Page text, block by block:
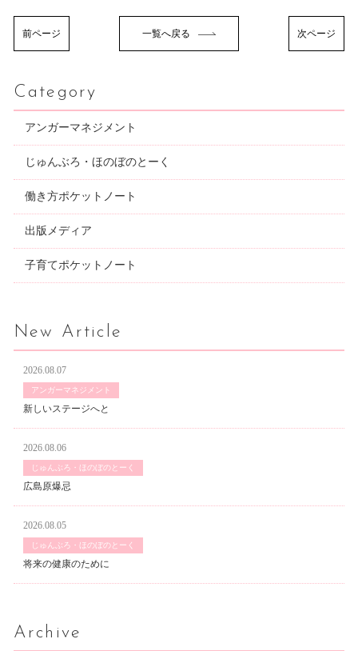
前ページ 一覧へ戻る 次ページ
Category
アンガーマネジメント
じゅんぶろ・ほのぼのとーく
働き方ポケットノート
出版メディア
子育てポケットノート
New Article
2026.08.07
アンガーマネジメント
新しいステージへと
2026.08.06
じゅんぶろ・ほのぼのとーく
広島原爆忌
2026.08.05
じゅんぶろ・ほのぼのとーく
将来の健康のために
Archive